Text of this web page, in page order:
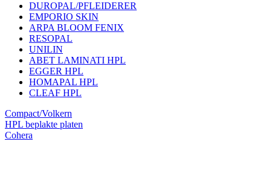
DUROPAL/PFLEIDERER
EMPORIO SKIN
ARPA BLOOM FENIX
RESOPAL
UNILIN
ABET LAMINATI HPL
EGGER HPL
HOMAPAL HPL
CLEAF HPL
Compact/Volkern
HPL beplakte platen
Cohera